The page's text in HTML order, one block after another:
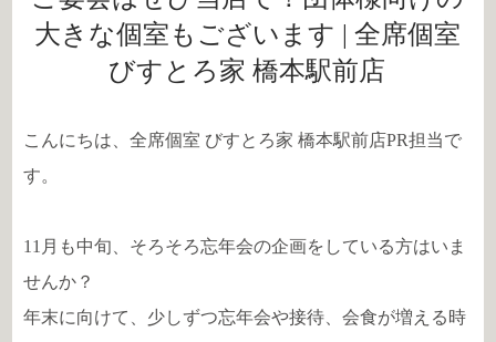
大きな個室もございます | 全席個室
びすとろ家 橋本駅前店
こんにちは、全席個室 びすとろ家 橋本駅前店PR担当で
す。
11月も中旬、そろそろ忘年会の企画をしている方はいま
せんか？
年末に向けて、少しずつ忘年会や接待、会食が増える時